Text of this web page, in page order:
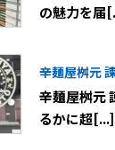
の魅力を届
辛麺屋桝元
辛麺屋桝元
るかに超[...]